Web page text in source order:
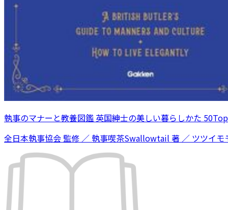
執事のマナーと教養図鑑 英国紳士の美しい暮らしかた
全日本執事協会 監修 ／ 執事喫茶Swallowtail 著 ／ ツツイ